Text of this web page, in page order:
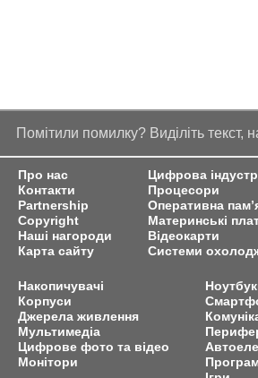
Помітили помилку? Виділіть текст,
Про нас
Контакти
Partnership
Copyright
Наші нагороди
Карта сайту
Цифрова
Процесори
Оперативна
Материнські
Відеокарти
Системи
Накопичувачі
Корпуси
Джерела живлення
Мультимедіа
Цифрове фото та відео
Монітори